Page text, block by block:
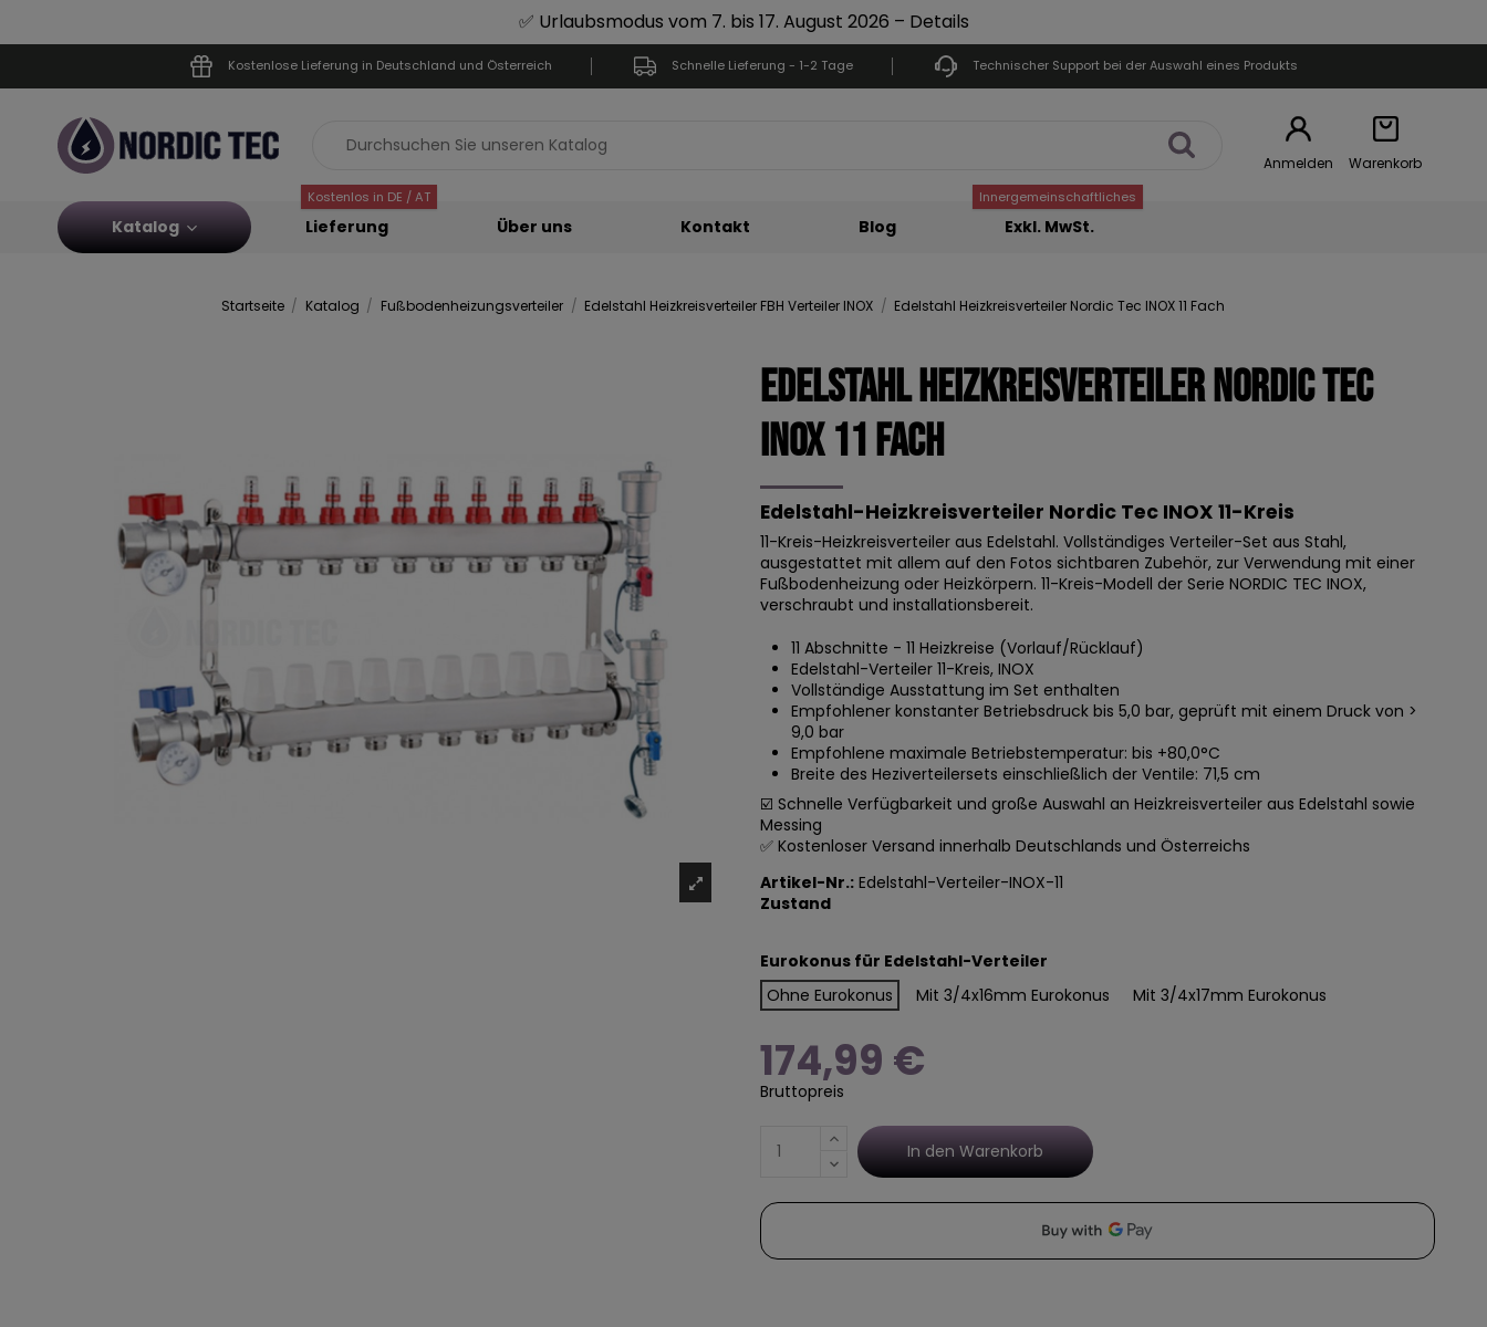
✅ Urlaubsmodus vom 7. bis 17. August 2026 – Details
Kostenlose Lieferung in Deutschland und Österreich Schnelle Lieferung - 1-2 Tage Technischer Support bei der Auswahl eines Produkts
Anmelden Warenkorb
Katalog
Kostenlos in DE / AT
Lieferung Über uns Kontakt Blog
Innergemeinschaftliches
Exkl. MwSt.
Startseite Katalog Fußbodenheizungsverteiler Edelstahl Heizkreisverteiler FBH Verteiler INOX Edelstahl Heizkreisverteiler Nordic Tec INOX 11 Fach
Edelstahl Heizkreisverteiler Nordic Tec
INOX 11 Fach
Edelstahl-Heizkreisverteiler Nordic Tec INOX 11-Kreis
11-Kreis-Heizkreisverteiler aus Edelstahl. Vollständiges Verteiler-Set aus Stahl,
ausgestattet mit allem auf den Fotos sichtbaren Zubehör, zur Verwendung mit einer
Fußbodenheizung oder Heizkörpern. 11-Kreis-Modell der Serie NORDIC TEC INOX,
verschraubt und installationsbereit.
11 Abschnitte - 11 Heizkreise (Vorlauf/Rücklauf)
Edelstahl-Verteiler 11-Kreis, INOX
Vollständige Ausstattung im Set enthalten
Empfohlener konstanter Betriebsdruck bis 5,0 bar, geprüft mit einem Druck von >
9,0 bar
Empfohlene maximale Betriebstemperatur: bis +80,0°C
Breite des Heziverteilersets einschließlich der Ventile: 71,5 cm
☑️ Schnelle Verfügbarkeit und große Auswahl an Heizkreisverteiler aus Edelstahl sowie
Messing
✅ Kostenloser Versand innerhalb Deutschlands und Österreichs
Artikel-Nr.: Edelstahl-Verteiler-INOX-11
Zustand
Eurokonus für Edelstahl-Verteiler
Ohne Eurokonus
Mit 3/4x16mm Eurokonus Mit 3/4x17mm Eurokonus
174,99 €
Bruttopreis
In den Warenkorb